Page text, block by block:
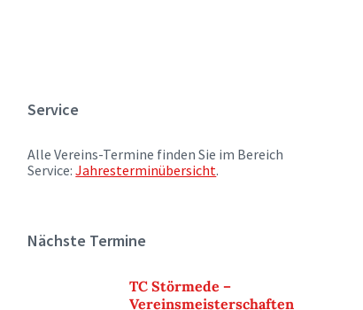
Service
Alle Vereins-Termine finden Sie im Bereich
Service:Jahresterminübersicht.
Nächste Termine
TC Störmede –
Vereinsmeisterschaften